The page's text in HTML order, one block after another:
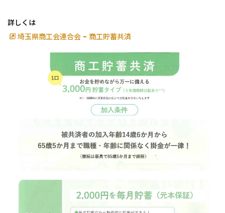
詳しくは
埼玉県商工会連合会 - 商工貯蓄共済